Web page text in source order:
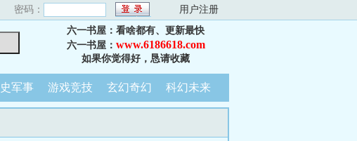
密码： 用户注册
六一书屋：看啥都有、更新最快
六一书屋： www.6186618.com
如果你觉得好，恳请收藏
军事 游戏竞技 玄幻奇幻 科幻未来